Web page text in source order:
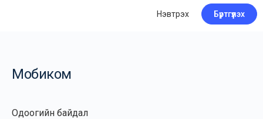
Нэвтрэх Бүртгүүлэх
Мобиком
Одоогийн байдал